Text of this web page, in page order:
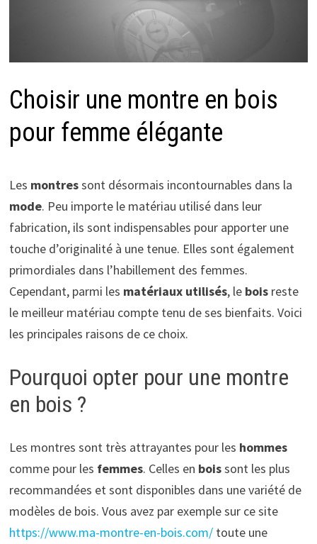
Choisir une montre en bois
pour femme élégante
Les montressont désormais incontournables dans la
mode. Peu importe le matériau utilisé dans leur
fabrication, ils sont indispensables pour apporter une
touche d’originalité à une tenue. Elles sont également
primordiales dans l’habillement des femmes.
Cependant, parmi les matériaux utilisés, le boisreste
le meilleur matériau compte tenu de ses bienfaits. Voici
les principales raisons de ce choix.
Pourquoi opter pour une montre
en bois ?
Les montres sont très attrayantes pour les hommes
comme pour les femmes. Celles en boissont les plus
recommandées et sont disponibles dans une variété de
modèles de bois. Vous avez par exemple sur ce site
https://www.ma-montre-en-bois.com/toute une